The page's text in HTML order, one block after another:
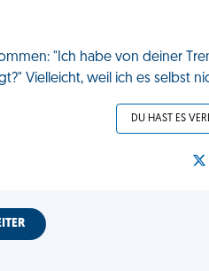
"Ich habe von deiner
Vielleicht, weil ich es selbst
DU HAST ES